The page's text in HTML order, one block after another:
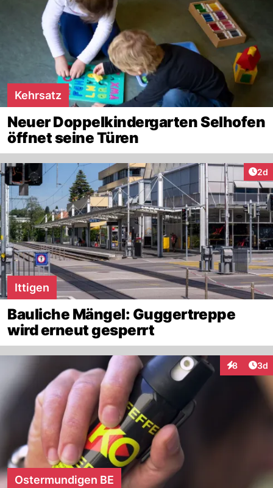
Kehrsatz
Neuer Doppelkindergarten Selhofen
öffnet seine Türen
2d
Ittigen
Bauliche Mängel: Guggertreppe
wird erneut gesperrt
8 3d
Ostermundigen BE